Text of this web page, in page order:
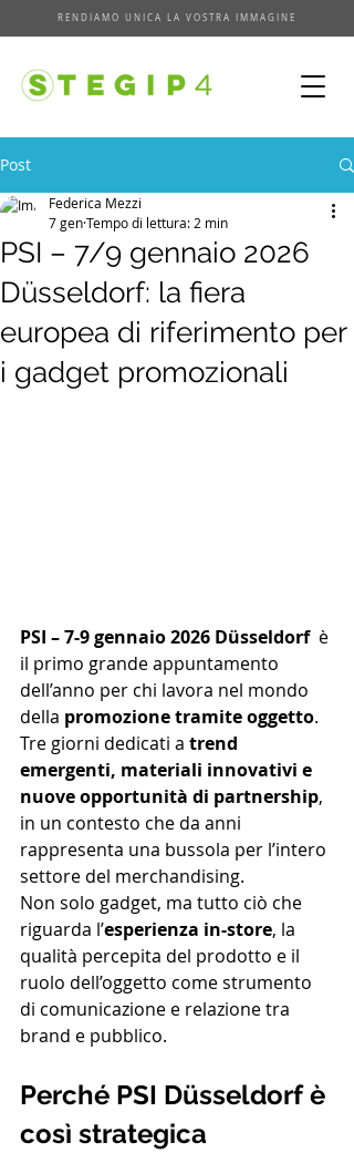
RENDIAMO UNICA LA VOSTRA IMMAGINE
Post
PSI – 7/9 gennaio 2026
Düsseldorf: la fiera
europea di riferimento per
i gadget promozionali
Federica Mezzi
7 genTempo di lettura: 2 min
PSI – 7-9 gennaio 2026 Düsseldorf è
il primo grande appuntamento
dell’anno per chi lavora nel mondo
della promozione tramite oggetto.
Tre giorni dedicati a trend
emergenti, materiali innovativi e
nuove opportunità di partnership,
in un contesto che da anni
rappresenta una bussola per l’intero
settore del merchandising.
Non solo gadget, ma tutto ciò che
riguarda l’esperienza in-store, la
qualità percepita del prodotto e il
ruolo dell’oggetto come strumento
di comunicazione e relazione tra
brand e pubblico.
Perché PSI Düsseldorf è
così strategica